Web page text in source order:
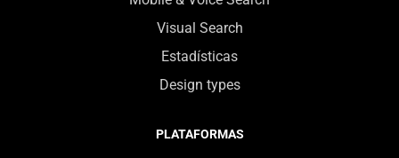
Visual Search
Estadísticas
Design types
PLATAFORMAS